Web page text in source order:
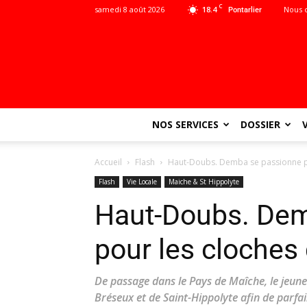
18.4 C Pontarlier
samedi 8 août 2026 Nous
NOS SERVICES DOSSIER
Accueil Flash Haut-Doubs. Demba se passionne
Flash Vie Locale Maiche & St Hippolyte
Haut-Doubs.
pour les
De passage dans le Pays de Maîche, le
Bréseux et de Saint-Hippolyte afin de